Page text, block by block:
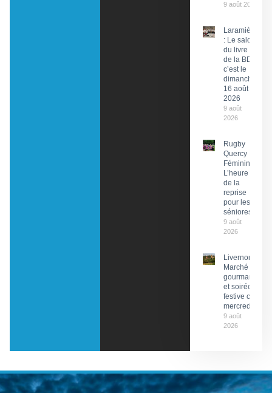
9 août 2026
Laramière
: Le salon
du livre et
de la BD,
c’est le
dimanche
16 août
2026
9 août
2026
Rugby
Quercy
Féminin :
L’heure
de la
reprise
pour les
séniores
9 août
2026
Livernon :
Marché
gourmand
et soirée
festive ce
mercredi
9 août
2026